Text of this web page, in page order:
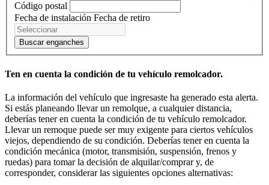
Código postal
Fecha de instalación Fecha de retiro
Buscar enganches
Ten en cuenta la condición de tu vehículo remolcador.
La información del vehículo que ingresaste ha generado esta alerta.
Si estás planeando llevar un remolque, a cualquier distancia,
deberías tener en cuenta la condición de tu vehículo remolcador.
Llevar un remoque puede ser muy exigente para ciertos vehículos
viejos, dependiendo de su condición. Deberías tener en cuenta la
condición mecánica (motor, transmisión, suspensión, frenos y
ruedas) para tomar la decisión de alquilar/comprar y, de
corresponder, considerar las siguientes opciones alternativas: